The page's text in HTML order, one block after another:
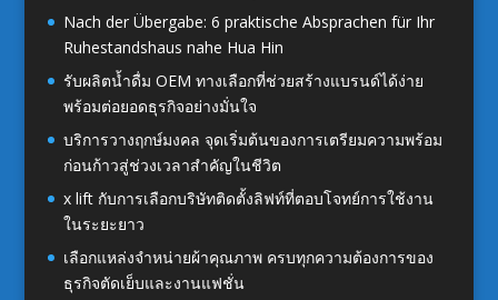
Nach der Übergabe: 6 praktische Absprachen für Ihr
Ruhestandshaus nahe Hua Hin
รับผลิตน้ำดื่ม OEM ทางเลือกที่ช่วยสร้างแบรนด์ได้ง่าย
พร้อมต่อยอดธุรกิจอย่างมั่นใจ
บริการวางฤกษ์มงคล จุดเริ่มต้นของการเตรียมความพร้อม
ก่อนก้าวสู่ช่วงเวลาสำคัญในชีวิต
x lift กับการเลือกบริษัทติดตั้งลิฟท์ที่ตอบโจทย์การใช้งาน
ในระยะยาว
เลือกแหล่งจำหน่ายผ้าคุณภาพ ครบทุกความต้องการของ
ธุรกิจตัดเย็บและงานแฟชั่น